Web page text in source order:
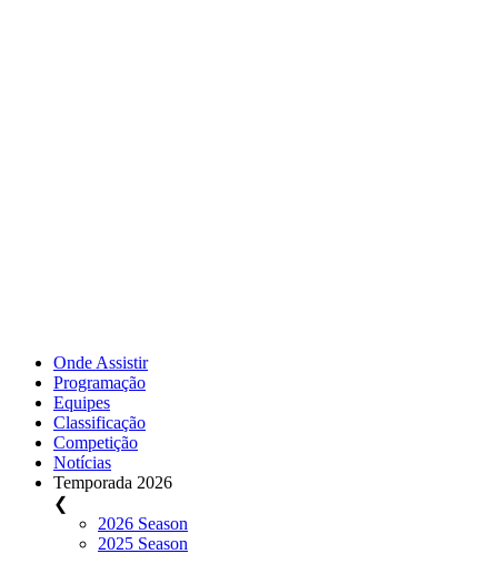
Onde Assistir
Programação
Equipes
Classificação
Competição
Notícias
Temporada 2026
❮
2026 Season
2025 Season